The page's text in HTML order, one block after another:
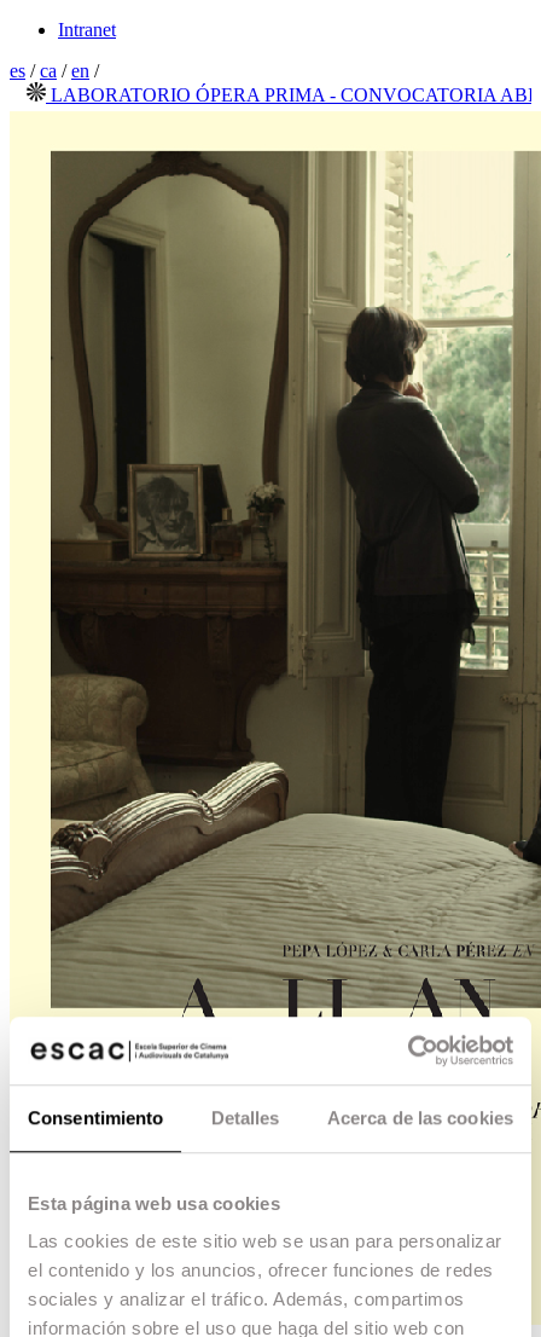
Consentimiento Detalles Acerca de las cookies
Esta página web usa cookies
Las cookies de este sitio web se usan para personalizar
el contenido y los anuncios, ofrecer funciones de redes
sociales y analizar el tráfico. Además, compartimos
información sobre el uso que haga del sitio web con
Intranet
es /ca /en /
LABORATORIO ÓPERA PRIMA - CONVOCATORIA ABIERTA